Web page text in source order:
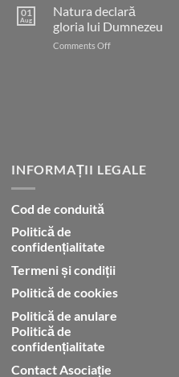
nostru
ești
în
01
Aug
Natura declară
gloria lui Dumnezeu
Comments Offon
INFORMAȚII LEGALE
Cod de conduită
Politică de
confidențialitate
Termeni și condiții
Politică de cookies
Politică de anulare
Politică de
confidențialitate
Contact Asociație